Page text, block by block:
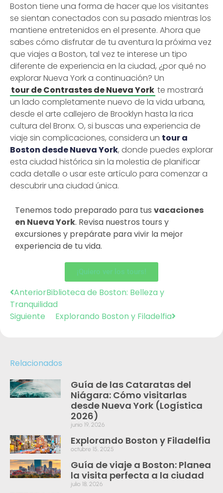
Boston tiene una forma de hacer que los visitantes
se sientan conectados con su pasado mientras los
mantiene entretenidos en el presente. Ahora que
sabes cómo disfrutar de tu aventura la próxima vez
que viajes a Boston, tal vez te interese un tipo
diferente de experiencia en la ciudad, ¿por qué no
explorar Nueva York a continuación? Un
tour de Contrastes de Nueva York te mostrará
un lado completamente nuevo de la vida urbana,
desde el arte callejero de Brooklyn hasta la rica
cultura del Bronx. O, si buscas una experiencia de
viaje sin complicaciones, considera un tour a
Boston desde Nueva York, donde puedes explorar
esta ciudad histórica sin la molestia de planificar
cada detalle o usar este artículo para comenzar a
descubrir una ciudad única.
Tenemos todo preparado para tus vacaciones
en Nueva York. Revisa nuestros tours y
excursiones y prepárate para vivir la mejor
experiencia de tu vida.
¡Quiero ver los tours!
AnteriorBiblioteca de Boston: Belleza y
Tranquilidad
Siguiente
Explorando Boston y Filadelfia
Relacionados
Guía de las Cataratas del
Niágara: Cómo visitarlas
desde Nueva York (Logística
2026)
junio 19, 2026
Explorando Boston y Filadelfia
octubre 15, 2025
Guía de viaje a Boston: Planea
la visita perfecta a la ciudad
julio 18, 2026